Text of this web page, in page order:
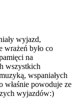
wyjazd,
wrażeń było co
na
wszystkich
wspaniałych
właśnie powoduje ze
wyjazdów:)